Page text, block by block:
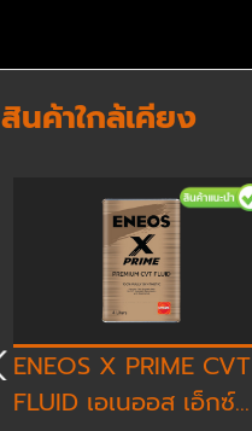
สินค้าใกล้เคียง
ENEOS X PRIME CVT
FLUID เอเนออส เอ็กซ์...